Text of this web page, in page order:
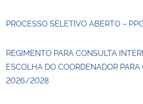
PROCESSO SELETIVO ABERTO –
REGIMENTO PARA CONSULTA
ESCOLHA DO COORDENADOR PARA
2026/2028